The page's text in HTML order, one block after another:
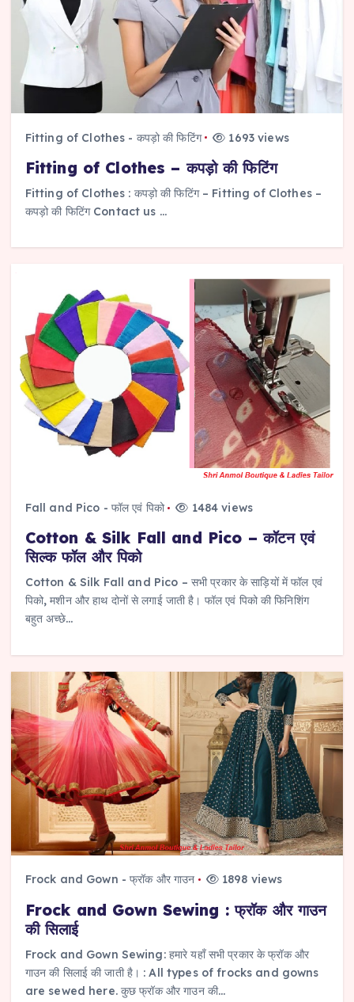
Fitting of Clothes - कपड़ो की फिटिंग 1693 views
Fitting of Clothes – कपड़ो की फिटिंग
Fitting of Clothes : कपड़ो की फिटिंग – Fitting of Clothes –
कपड़ो की फिटिंग Contact us …
Fall and Pico - फॉल एवं पिको 1484 views
Cotton & Silk Fall and Pico – कॉटन एवं
सिल्क फॉल और पिको
Cotton & Silk Fall and Pico – सभी प्रकार के साड़ियों में फॉल एवं
पिको, मशीन और हाथ दोनों से लगाई जाती है। फॉल एवं पिको की फिनिशिंग
बहुत अच्छे…
Frock and Gown - फ्रॉक और गाउन 1898 views
Frock and Gown Sewing : फ्रॉक और गाउन
की सिलाई
Frock and Gown Sewing: हमारे यहाँ सभी प्रकार के फ्रॉक और
गाउन की सिलाई की जाती है। : All types of frocks and gowns
are sewed here. कुछ फ्रॉक और गाउन की…